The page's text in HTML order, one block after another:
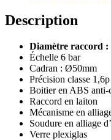
Description
Diamètre raccord :
Échelle 6 bar
Cadran : Ø50mm
Précision classe 1,6p
Boitier en ABS anti-
Raccord en laiton
Mécanisme en
Soudure en alliage
Verre plexiglas